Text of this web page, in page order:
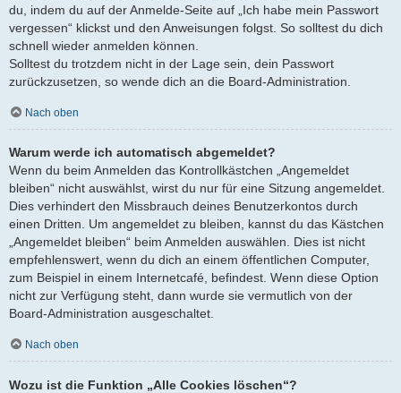
du, indem du auf der Anmelde-Seite auf „Ich habe mein Passwort
vergessen“ klickst und den Anweisungen folgst. So solltest du dich
schnell wieder anmelden können.
Solltest du trotzdem nicht in der Lage sein, dein Passwort
zurückzusetzen, so wende dich an die Board-Administration.
Nach oben
Warum werde ich automatisch abgemeldet?
Wenn du beim Anmelden das Kontrollkästchen „Angemeldet
bleiben“ nicht auswählst, wirst du nur für eine Sitzung angemeldet.
Dies verhindert den Missbrauch deines Benutzerkontos durch
einen Dritten. Um angemeldet zu bleiben, kannst du das Kästchen
„Angemeldet bleiben“ beim Anmelden auswählen. Dies ist nicht
empfehlenswert, wenn du dich an einem öffentlichen Computer,
zum Beispiel in einem Internetcafé, befindest. Wenn diese Option
nicht zur Verfügung steht, dann wurde sie vermutlich von der
Board-Administration ausgeschaltet.
Nach oben
Wozu ist die Funktion „Alle Cookies löschen“?